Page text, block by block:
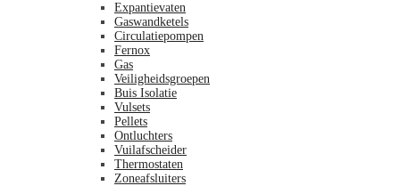
Expantievaten
Gaswandketels
Circulatiepompen
Fernox
Gas
Veiligheidsgroepen
Buis Isolatie
Vulsets
Pellets
Ontluchters
Vuilafscheider
Thermostaten
Zoneafsluiters